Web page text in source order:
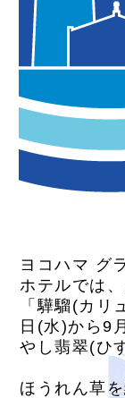
ヨコハマ グ
ホテルでは
「驊騮(カ
日(水)から9
やし翡翠(ひ
ほうれん草